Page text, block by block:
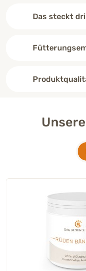
Das steckt